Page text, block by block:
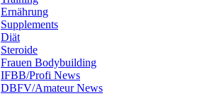
Ernährung
Supplements
Diät
Steroide
Frauen Bodybuilding
IFBB/Profi News
DBFV/Amateur News